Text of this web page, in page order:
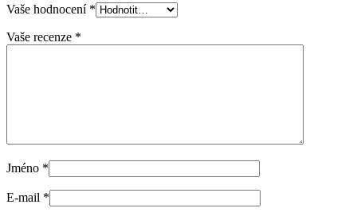
Vaše hodnocení *
Vaše recenze *
Jméno *
E-mail *